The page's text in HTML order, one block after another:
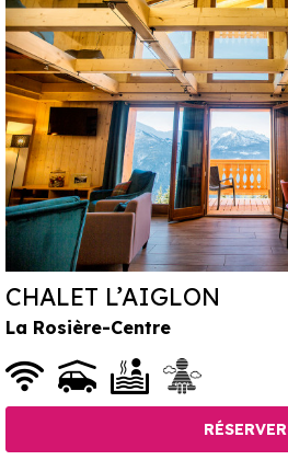
CHALET L’AIGLON
La Rosière-Centre
RÉSERVER